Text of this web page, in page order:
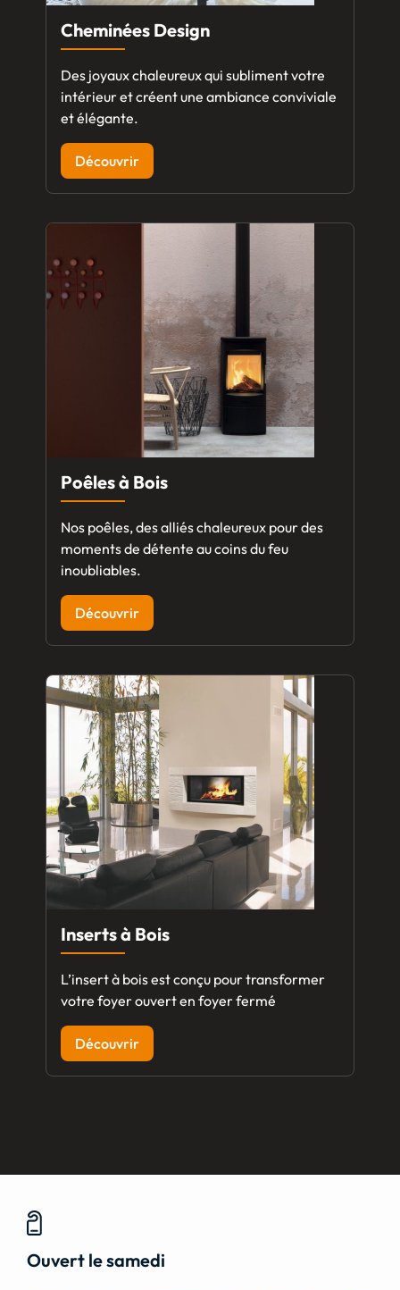
Cheminées Design
Des joyaux chaleureux qui subliment votre
intérieur et créent une ambiance conviviale
et élégante.
Découvrir
Poêles à Bois
Nos poêles, des alliés chaleureux pour des
moments de détente au coins du feu
inoubliables.
Découvrir
Inserts à Bois
L’insert à bois est conçu pour transformer
votre foyer ouvert en foyer fermé
Découvrir
Ouvert le samedi